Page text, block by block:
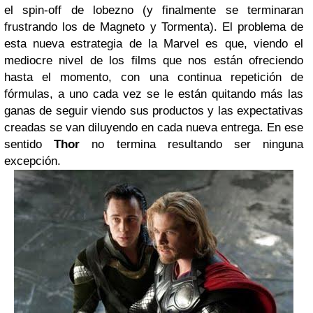
el spin-off de lobezno (y finalmente se terminaran
frustrando los de Magneto y Tormenta). El problema de
esta nueva estrategia de la Marvel es que, viendo el
mediocre nivel de los films que nos están ofreciendo
hasta el momento, con una continua repetición de
fórmulas, a uno cada vez se le están quitando más las
ganas de seguir viendo sus productos y las expectativas
creadas se van diluyendo en cada nueva entrega. En ese
sentidoThor no termina resultando ser ninguna
excepción.